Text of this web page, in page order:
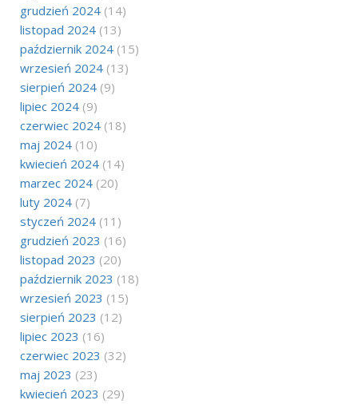
grudzień 2024 (14)
listopad 2024 (13)
październik 2024 (15)
wrzesień 2024 (13)
sierpień 2024 (9)
lipiec 2024 (9)
czerwiec 2024 (18)
maj 2024 (10)
kwiecień 2024 (14)
marzec 2024 (20)
luty 2024 (7)
styczeń 2024 (11)
grudzień 2023 (16)
listopad 2023 (20)
październik 2023 (18)
wrzesień 2023 (15)
sierpień 2023 (12)
lipiec 2023 (16)
czerwiec 2023 (32)
maj 2023 (23)
kwiecień 2023 (29)